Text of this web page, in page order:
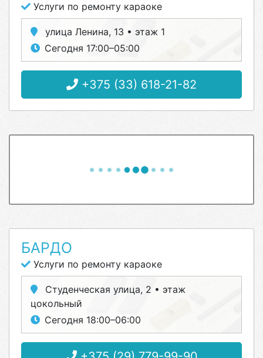
Услуги по ремонту караоке
улица Ленина, 13 • этаж 1
Сегодня 17:00–05:00
+375 (33) 618-21-82
БАРДО
Услуги по ремонту караоке
Студенческая улица, 2 • этаж
цокольный
Сегодня 18:00–06:00